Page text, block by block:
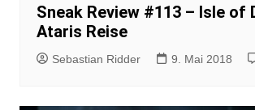
Sneak Review #113 – Isle of
Ataris Reise
Sebastian Ridder 9. Mai 2018